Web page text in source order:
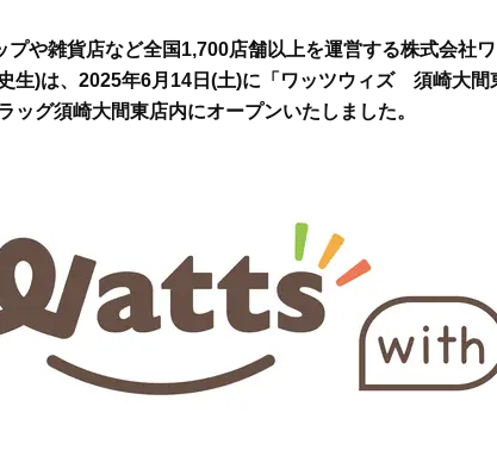
プや雑貨店など全国1,700店舗以上を運営する株式会社
生)は、2025年6月14日(土)に「ワッツウィズ 須崎大間
ッグ須崎大間東店内にオープンいたしました。